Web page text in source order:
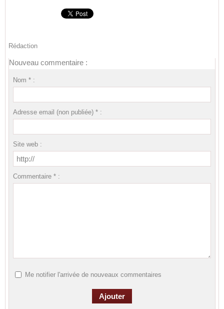
Rédaction
Nouveau commentaire :
Nom * :
Adresse email (non publiée) * :
Site web :
Commentaire * :
Me notifier l'arrivée de nouveaux commentaires